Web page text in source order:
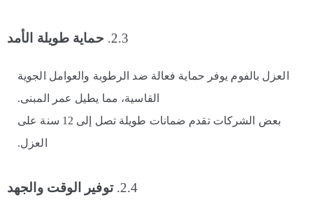
2.3. حماية طويلة الأمد
العزل بالفوم يوفر حماية فعالة ضد الرطوبة والعوامل الجوية
القاسية، مما يطيل عمر المبنى.
بعض الشركات تقدم ضمانات طويلة تصل إلى 12 سنة على
العزل.
2.4. توفير الوقت والجهد